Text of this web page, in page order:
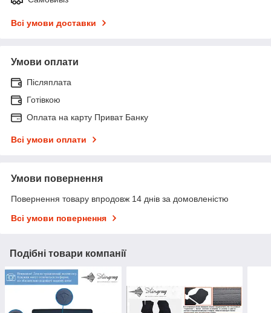
Всі умови доставки
Умови оплати
Післяплата
Готівкою
Оплата на карту Приват Банку
Всі умови оплати
Умови повернення
Повернення товару впродовж 14 днів за домовленістю
Всі умови повернення
Подібні товари компанії